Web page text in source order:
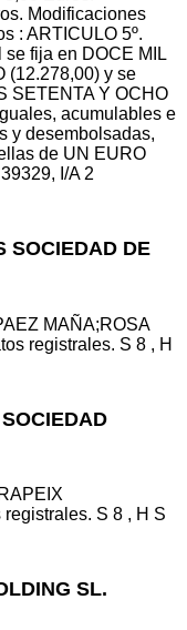
Modificaciones
: ARTICULO 5º.
fija en DOCE MIL
(12.278,00) y se
SETENTA Y OCHO
acumulables e
y desembolsadas,
de UN EURO
I/A 2
SOCIEDAD DE
MAÑA;ROSA
registrales. S 8 , H
S 8 , H S
SL.